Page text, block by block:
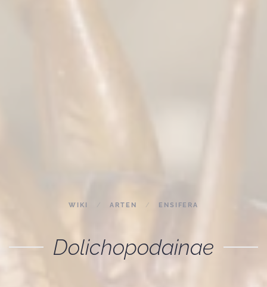
WIKI ARTEN ENSIFERA
Dolichopodainae